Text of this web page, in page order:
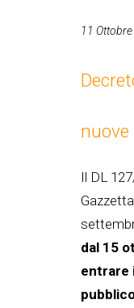
11
nuove
Il DL
dal 15
entrare